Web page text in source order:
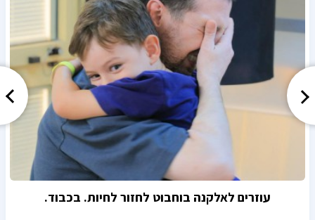
עוזרים לאלקנה בוחבוט לחזור לחיות. בכבוד.